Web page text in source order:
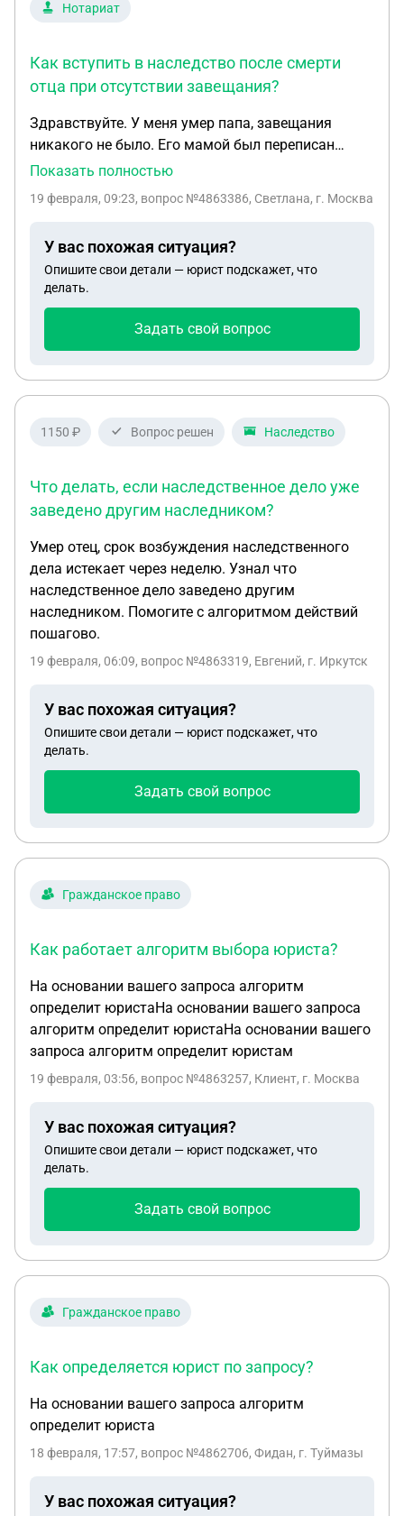
Нотариат
Как вступить в наследство после смерти
отца при отсутствии завещания?
Здравствуйте. У меня умер папа, завещания
никакого не было. Его мамой был переписан
нотариально гараж. Из родственников больше
пенсионный чтоб получить его пенсионные
наследство. Какие мои действия в этой ситуации?
Показать полностью
19 февраля, 09:23, вопрос №4863386, Светлана, г. Москва
У вас похожая ситуация?
Опишите свои детали — юрист подскажет, что
делать.
Задать свой вопрос
1150 ₽ Вопрос решен Наследство
Что делать, если наследственное дело уже
заведено другим наследником?
Умер отец, срок возбуждения наследственного
дела истекает через неделю. Узнал что
наследственное дело заведено другим
наследником. Помогите с алгоритмом действий
пошагово.
19 февраля, 06:09, вопрос №4863319, Евгений, г. Иркутск
У вас похожая ситуация?
Опишите свои детали — юрист подскажет, что
делать.
Задать свой вопрос
Гражданское право
Как работает алгоритм выбора юриста?
На основании вашего запроса алгоритм
определит юристаНа основании вашего запроса
алгоритм определит юристаНа основании вашего
запроса алгоритм определит юристам
19 февраля, 03:56, вопрос №4863257, Клиент, г. Москва
У вас похожая ситуация?
Опишите свои детали — юрист подскажет, что
делать.
Задать свой вопрос
Гражданское право
Как определяется юрист по запросу?
На основании вашего запроса алгоритм
определит юриста
18 февраля, 17:57, вопрос №4862706, Фидан, г. Туймазы
У вас похожая ситуация?